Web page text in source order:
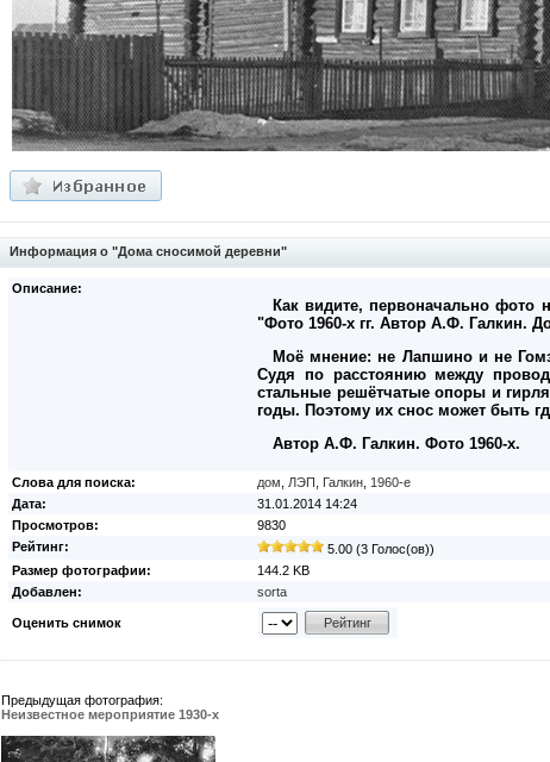
Информация о "Дома сносимой деревни"
Описание:
Как видите, первоначально фото
"Фото 1960-х гг. Автор А.Ф. Галкин.
Моё мнение: не Лапшино и не
Судя по расстоянию между
стальные решётчатые опоры и
годы. Поэтому их снос может быть
Автор А.Ф. Галкин. Фото 1960-х.
Слова для поиска: дом ЛЭП Галкин 1960-е
Дата:
31.01.2014 14:24
Просмотров:
9830
Рейтинг:
5.00 (3 Голос(ов))
Размер фотографии:
144.2 KB
Добавлен:
sorta
Оценить снимок
Предыдущая фотография:
Неизвестное мероприятие 1930-х